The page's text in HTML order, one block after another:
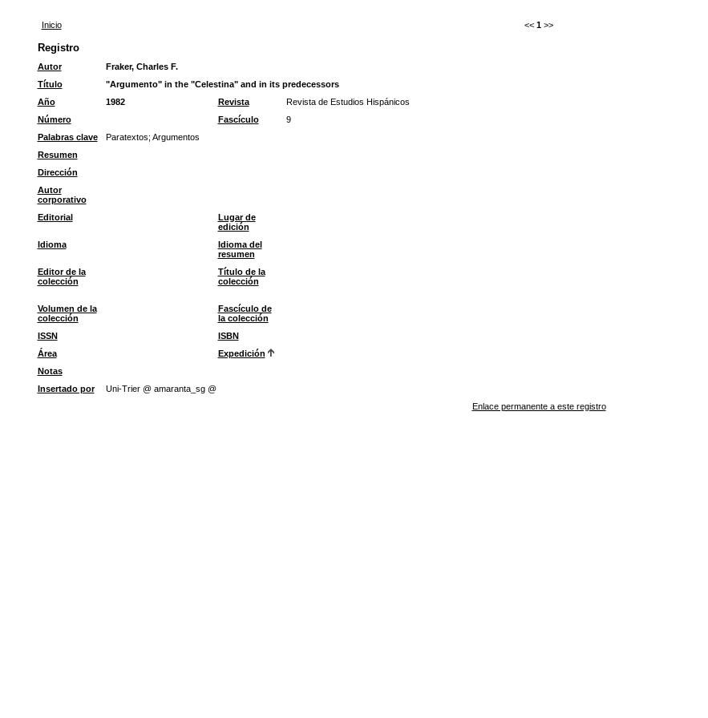
Inicio << 1 >>
Registro
Autor
Fraker, Charles F.
Título
"Argumento" in the "Celestina" and in its predecessors
Año
1982 Revista Revista de Estudios Hispánicos
Número
Fascículo 9
Palabras clave
Paratextos; Argumentos
Resumen
Dirección
Autor
corporativo
Editorial
Lugar de
edición
Idioma
Idioma del
resumen
Editor de la
colección
Título de la
colección
Volumen de la
colección
Fascículo de
la colección
ISSN ISBN
Área
Expedición
Notas
Insertado por
Uni-Trier @ amaranta_sg @
Enlace permanente a este registro